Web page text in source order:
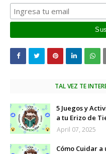
TAL VEZ TE
5 Juegos y
a tu Erizo de
April 07, 2025
Cómo Cuidar